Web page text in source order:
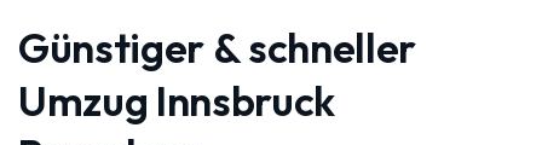
Günstiger & schneller
Umzug Innsbruck